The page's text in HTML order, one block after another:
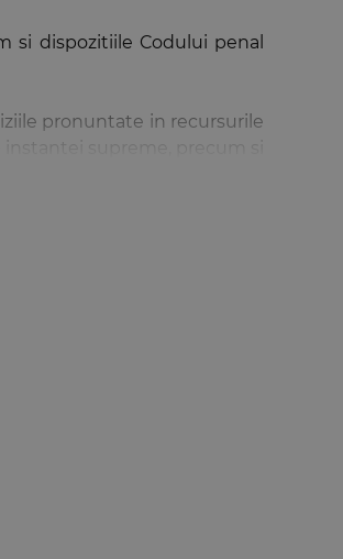
si dispozitiile Codului penal
pronuntate in recursurile
in legislatia penala
deoarece contine